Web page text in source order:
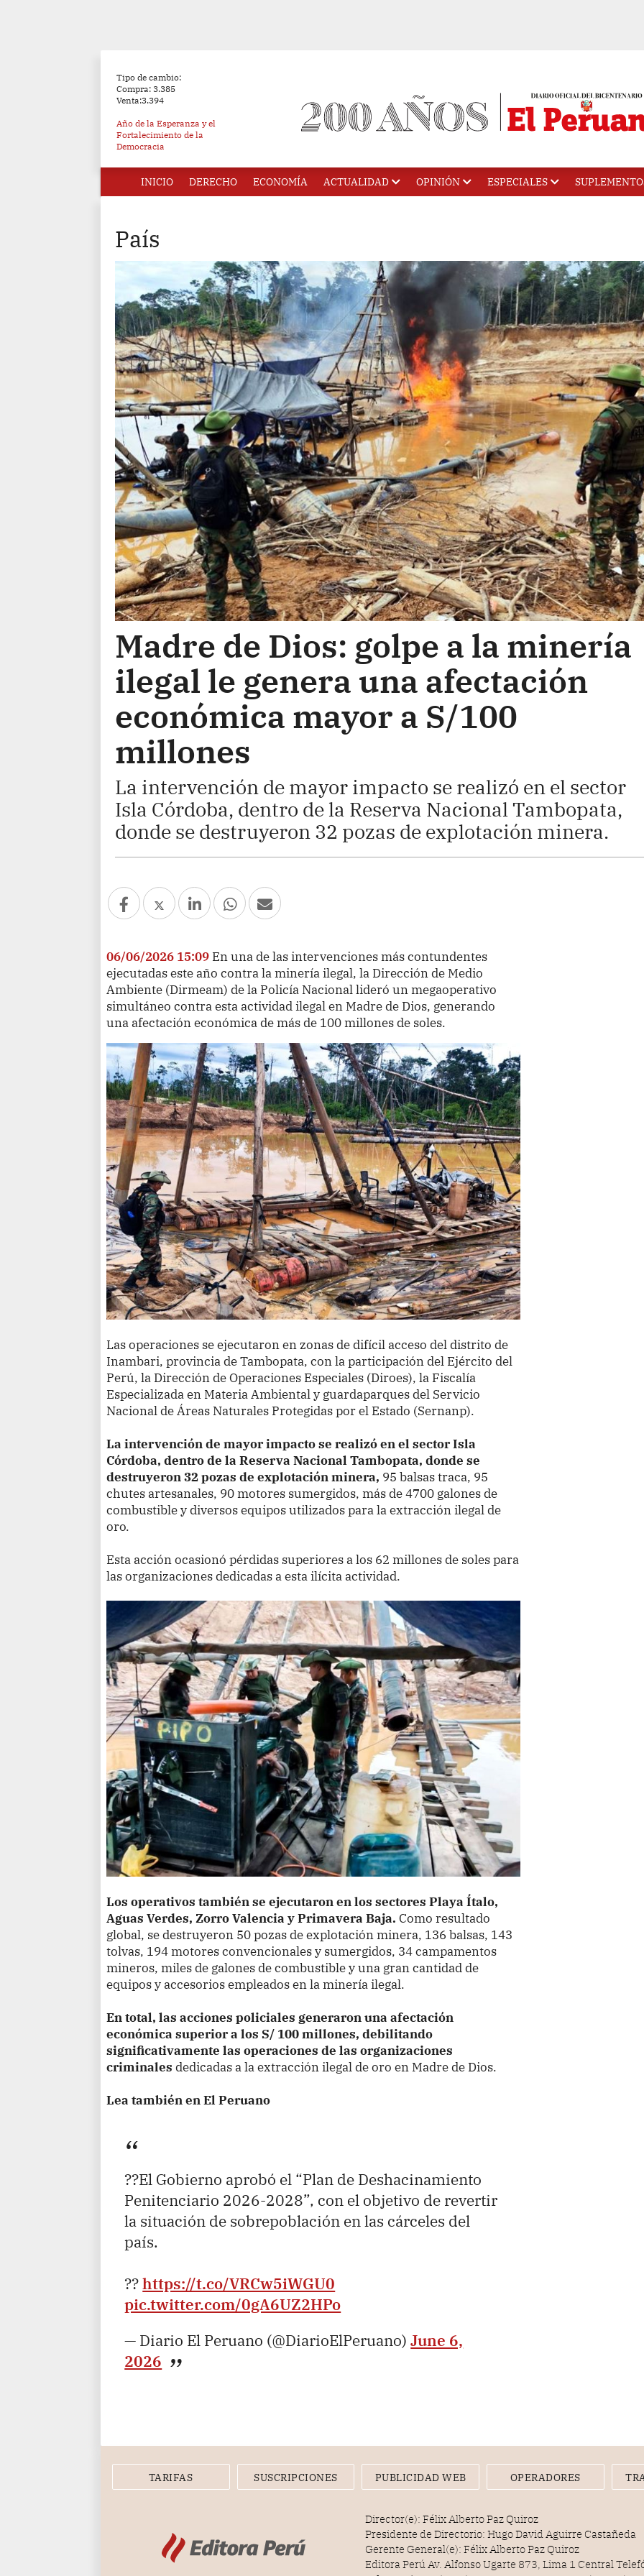
Tipo de cambio:
Compra: 3.385
Venta:3.394
Año de la Esperanza y el
Fortalecimiento de la
Democracia
INICIO DERECHO ECONOMÍA ACTUALIDAD OPINIÓN ESPECIALES
País
Madre de Dios: golpe a la minería
ilegal le genera una afectación
económica mayor a S/100
millones
La intervención de mayor impacto se realizó en el sector
Isla Córdoba, dentro de la Reserva Nacional Tambopata,
donde se destruyeron 32 pozas de explotación minera.
06/06/2026 15:09 En una de las intervenciones más contundentes
ejecutadas este año contra la minería ilegal, la Dirección de Medio
Ambiente (Dirmeam) de la Policía Nacional lideró un megaoperativo
simultáneo contra esta actividad ilegal en Madre de Dios, generando
una afectación económica de más de 100 millones de soles.
Las operaciones se ejecutaron en zonas de difícil acceso del distrito de
Inambari, provincia de Tambopata, con la participación del Ejército del
Perú, la Dirección de Operaciones Especiales (Diroes), la Fiscalía
Especializada en Materia Ambiental y guardaparques del Servicio
Nacional de Áreas Naturales Protegidas por el Estado (Sernanp).
La intervención de mayor impacto se realizó en el sector Isla
Córdoba, dentro de la Reserva Nacional Tambopata, donde se
destruyeron 32 pozas de explotación minera, 95 balsas traca, 95
chutes artesanales, 90 motores sumergidos, más de 4700 galones de
combustible y diversos equipos utilizados para la extracción ilegal de
oro.
Esta acción ocasionó pérdidas superiores a los 62 millones de soles para
las organizaciones dedicadas a esta ilícita actividad.
Los operativos también se ejecutaron en los sectores Playa Ítalo,
Aguas Verdes, Zorro Valencia y Primavera Baja. Como resultado
global, se destruyeron 50 pozas de explotación minera, 136 balsas, 143
tolvas, 194 motores convencionales y sumergidos, 34 campamentos
mineros, miles de galones de combustible y una gran cantidad de
equipos y accesorios empleados en la minería ilegal.
En total, las acciones policiales generaron una afectación
económica superior a los S/ 100 millones, debilitando
significativamente las operaciones de las organizaciones
criminales dedicadas a la extracción ilegal de oro en Madre de Dios.
Lea también en El Peruano
??El Gobierno aprobó el “Plan de Deshacinamiento
Penitenciario 2026-2028”, con el objetivo de revertir
la situación de sobrepoblación en las cárceles del
país.
??https://t.co/VRCw5iWGU0
pic.twitter.com/0gA6UZ2HPo
— Diario El Peruano (@DiarioElPeruano)June 6,
2026
TARIFAS SUSCRIPCIONES PUBLICIDAD WEB OPERADORES
Director(e): Félix Alberto Paz Quiroz
Presidente de Directorio: Hugo David Aguirre Castañeda
Gerente General(e): Félix Alberto Paz Quiroz
Editora Perú Av. Alfonso Ugarte 873, Lima 1 Central